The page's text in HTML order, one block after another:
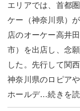
エリアでは、首都
ケー（神奈川県）
店のオーケー高井
市）を出店し、念
した。先行して関
神奈川県のロピア
ホールデ…続きを